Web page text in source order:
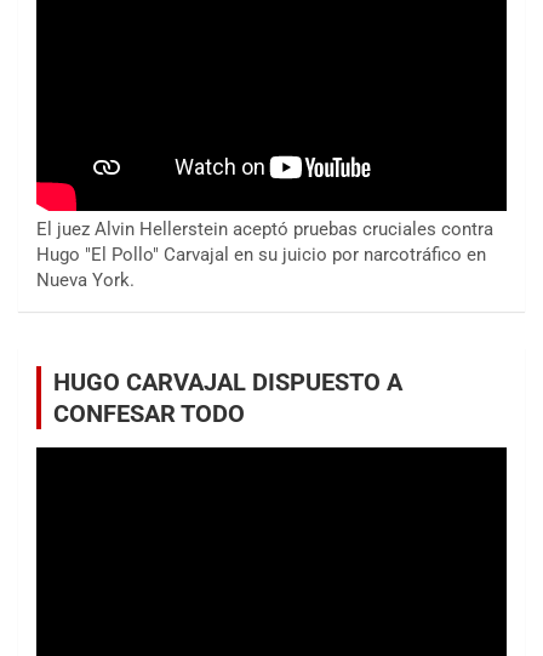
El juez Alvin Hellerstein aceptó pruebas cruciales contra
Hugo "El Pollo" Carvajal en su juicio por narcotráfico en
Nueva York.
HUGO CARVAJAL DISPUESTO A
CONFESAR TODO